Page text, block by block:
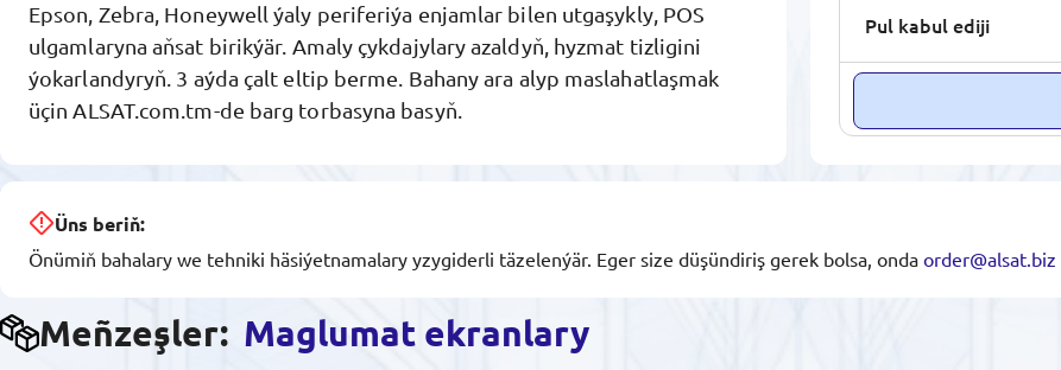
Epson, Zebra, Honeywell ýaly periferiýa enjamlar bilen utgaşykly, POS
ulgamlaryna aňsat birikýär. Amaly çykdajylary azaldyň, hyzmat tizligini
ýokarlandyryň. 3 aýda çalt eltip berme. Bahany ara alyp maslahatlaşmak
üçin ALSAT.com.tm-de barg torbasyna basyň.
Pul kabul ediji
Üns beriň:
Önümiň bahalary we tehniki häsiýetnamalary yzygiderli täzelenýär. Eger size düşündiriş gerek bolsa, onda order@alsat.biz
Meñzeşler: Maglumat ekranlary